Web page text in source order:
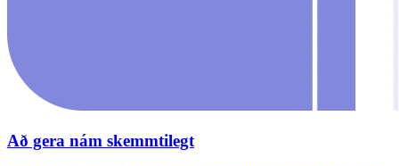
Að gera nám skemmtilegt